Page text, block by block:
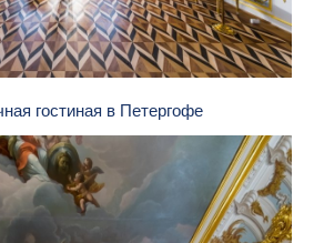
гостиная в Петергофе